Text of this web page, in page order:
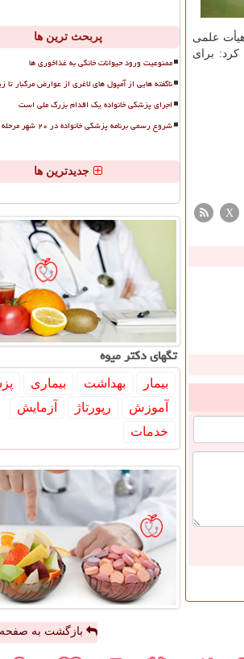
هیأت علمی
کرد: برای
X
پربحث ترین ها
ممنوعیت ورود حیوانات خانگی به غذاخوری ها
ناگفته هایی از آمپول های لاغری از عوارض مرگبار تا
اجرای پزشکی خانواده یک اقدام بزرگ ملی است
شروع رسمی برنامه پزشکی خانواده در ۲۰ شهر مرحله دوم
جدیدترین ها
تگهای دكتر میوه
بیمار بهداشت بیماری
آموزش
رپورتاژ
آزمایش
خدمات
بازگشت به